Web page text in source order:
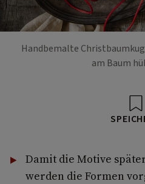
Handbemalte
am Baum
Damit die Motive
werden die Formen